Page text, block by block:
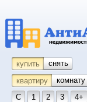
купить снять
квартиру
комнату
С
1 2 3 4+